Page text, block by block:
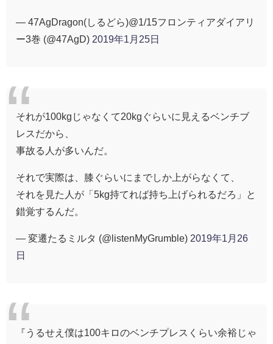
— 47AgDragon(しるどら)@1/15フロンティアダイアリ
ー3巻 (@47AgD) 2019年1月25日
それが100kgじゃなくて20kgぐらいに見えるベンチブ
レスだから、
事故る人が多いんだ。
それで実際は、膝ぐらいにまでしか上がらなくて、
それを見た人が「5kg持てれば持ち上げられるだろ」と
錯覚するんだ。
— 変遷たるミルタ (@listenMyGrumble) 2019年1月26
日
『うるせえ僕は100キロのベンチプレスくらい余裕じゃ